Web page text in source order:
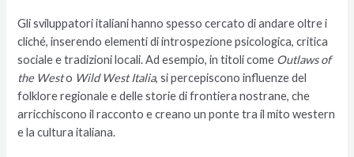
Gli sviluppatori italiani hanno spesso cercato di andare oltre i
cliché, inserendo elementi di introspezione psicologica, critica
sociale e tradizioni locali. Ad esempio, in titoli come Outlaws of
the Westo Wild West Italia, si percepiscono influenze del
folklore regionale e delle storie di frontiera nostrane, che
arricchiscono il racconto e creano un ponte tra il mito western
e la cultura italiana.